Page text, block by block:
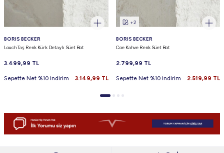
BORIS BECKER
Louch Taş Renk Kürk Detaylı Süet Bot
3.499,99 TL
Sepette Net %10 indirim 3.149,99 TL
+2
BORIS BECKER
Coe Kahve Renk Süet Bot
2.799,99 TL
Sepette Net %10 indirim 2.519,99 TL